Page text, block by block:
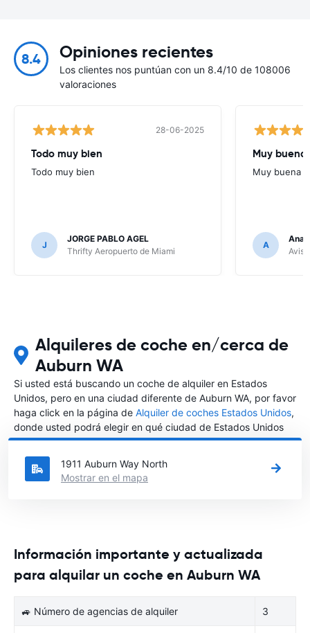
8.4 Opiniones recientes
Los clientes nos puntúan con un 8.4/10 de 108006
valoraciones
28-06-2025
Todo muy bien
Todo muy bien
J
JORGE PABLO AGEL
Thrifty Aeropuerto de Miami
Muy buena
Muy buena
A
Ana
Avis
Alquileres de coche en/cerca de
Auburn WA
Si usted está buscando un coche de alquiler en Estados
Unidos, pero en una ciudad diferente de Auburn WA, por favor
haga click en la página de Alquiler de coches Estados Unidos,
donde usted podrá elegir en qué ciudad de Estados Unidos
desea alquilar un coche.
1911 Auburn Way North
Mostrar en el mapa
Información importante y actualizada
para alquilar un coche en Auburn WA
🚙 Número de agencias de alquiler 3